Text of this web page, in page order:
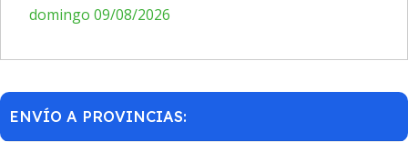
domingo 09/08/2026
ENVÍO A PROVINCIAS: